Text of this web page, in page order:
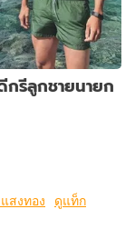
รีลูกชายนายก
สงทอง ดูแท็ก